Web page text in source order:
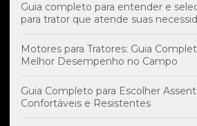
Guia completo para entender e
para trator que atende suas
Motores para Tratores: Guia
Melhor Desempenho no Campo
Guia Completo para Escolher
Confortáveis e Resistentes